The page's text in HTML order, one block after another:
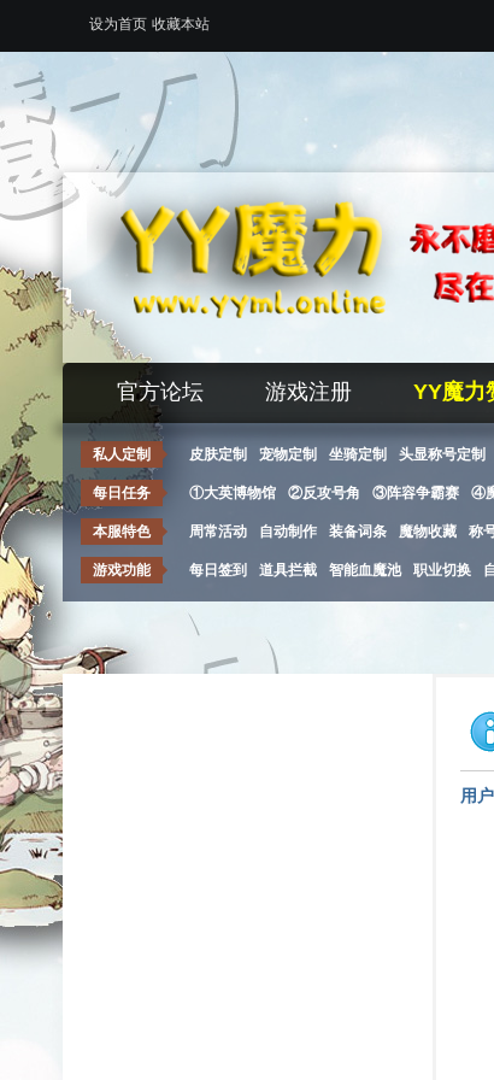
设为首页 收藏本站
官方论坛 游戏注册 YY魔力
私人定制 皮肤定制 宠物定制 坐骑定制 头显称号定制
每日任务 ①大英博物馆 ②反攻号角 ③阵容争霸赛 ④
本服特色 周常活动 自动制作 装备词条 魔物收藏 称
游戏功能 每日签到 道具拦截 智能血魔池 职业切换
用